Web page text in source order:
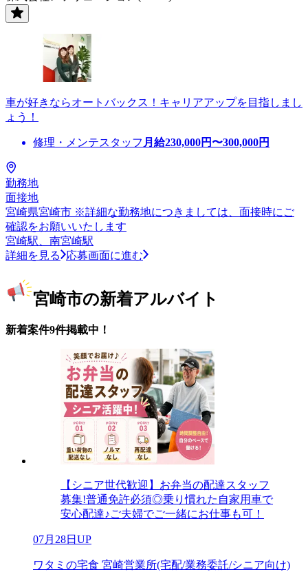
車が好きならオートバックス！キャリアアップを目指しまし
ょう！
修理・メンテスタッフ 月給230,000円〜300,000円
勤務地
面接地
宮崎県宮崎市 ※詳細な勤務地につきましては、面接時にご
確認をお願いいたします
宮崎駅、南宮崎駅
詳細を見る
応募画面に進む
宮崎市の新着アルバイト
新着案件9件掲載中！
【シニア世代歓迎】お弁当の配達スタッフ
募集!普通免許必須◎乗り慣れた自家用車で
安心配達♪ご夫婦でご一緒にお仕事も可！
07月28日UP
ワタミの宅食 宮崎営業所(宅配/業務委託/シニア向け)